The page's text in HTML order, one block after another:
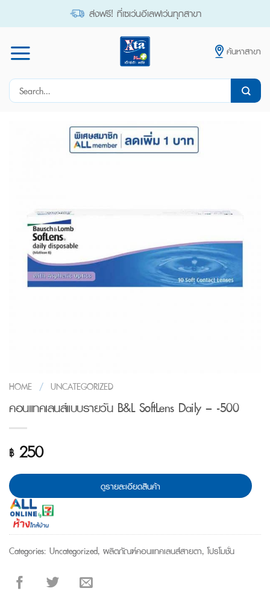
ส่งฟรี! ที่เซเว่นอีเลฟเว่นทุกสาขา
ค้นหาสาขา
Search
HOME / UNCATEGORIZED
คอนแทคเลนส์แบบรายวัน B&L SoftLens Daily – -500
฿250
ดูรายละเอียดสินค้า
Categories: Uncategorized, ผลิตภัณฑ์คอนแทคเลนส์สายตา,โปรโมชั่น